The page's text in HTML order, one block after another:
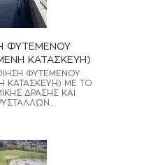
ΦΥΤΕΜΕΝΟΥ
ΚΑΤΑΣΚΕΥΗ)
ΦΥΤΕΜΕΝΟΥ
ΚΑΤΑΣΚΕΥΗ) ΜΕ ΤΟ
ΔΡΑΣΗΣ ΚΑΙ